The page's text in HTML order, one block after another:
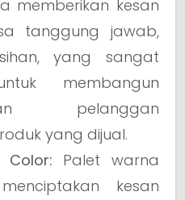
memberikan kesan
tanggung jawab,
yang sangat
membangun
pelanggan
yang dijual.
Color: Palet warna
kesan